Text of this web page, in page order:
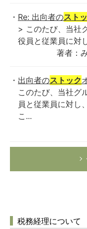
Re: 出向者のスト
> このたび、当社
役員と従業員に対
著者：
出向者のストック
このたび、当社グ
員と従業員に対し、
こ...
税務経理について